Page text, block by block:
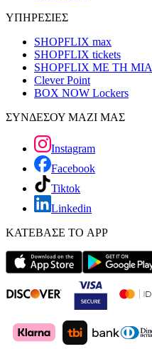
ΥΠΗΡΕΣΙΕΣ
SHOPFLIX max
SHOPFLIX tickets
SHOPFLIX ΜΕ ΤΗ ΜΙΑ
Clever Point
BOX NOW Lockers
ΣΥΝΔΕΣΟΥ ΜΑΖΙ ΜΑΣ
Instagram
Facebook
Tiktok
Linkedin
ΚΑΤΕΒΑΣΕ ΤΟ APP